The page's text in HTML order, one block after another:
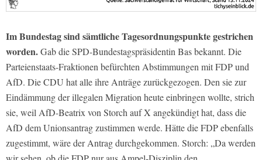
Im Bundestag sind sämtliche Tagesordnungspunkte gestrichen
worden.Gab die SPD-Bundestagspräsidentin Bas bekannt. Die
Parteienstaats-Fraktionen befürchten Abstimmungen mit FDP und
AfD. Die CDU hat alle ihre Anträge zurückgezogen. Den sie zur
Eindämmung der illegalen Migration heute einbringen wollte, strich
sie, weil AfD-Beatrix von Storch auf X angekündigt hat, dass die
AfD dem Unionsantrag zustimmen werde. Hätte die FDP ebenfalls
zugestimmt, wäre der Antrag durchgekommen. Storch: „Da werden